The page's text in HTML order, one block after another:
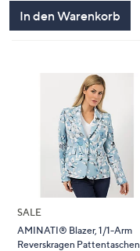
In den Warenkorb
SALE
AMINATI® Blazer, 1/1-Arm
Reverskragen Pattentaschen